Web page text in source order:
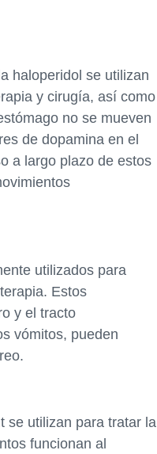
haloperidol se utilizan
y cirugía, así como
no se mueven
de dopamina en el
a largo plazo de estos
utilizados para
Estos
y el tracto
vómitos, pueden
se utilizan para tratar la
funcionan al